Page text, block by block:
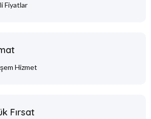
Fiyatlar
Hizmet
Fırsat